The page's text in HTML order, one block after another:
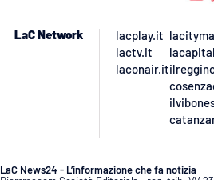
LaC Network
lacplay.it
lactv.it
laconair.it
LaC News24 - L’informazione che fa notizia